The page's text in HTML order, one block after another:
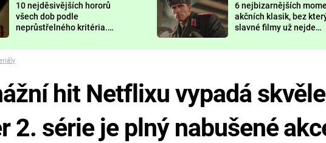
10 nejděsivějších hororů
všech dob podle
neprůstřelného kritéria.
nejvíc zvednou tep?
6 nejbizarnějších
akčních klasik, bez
slavné filmy už nejde
hit Netflixu vypadá
2. série je plný nabušené